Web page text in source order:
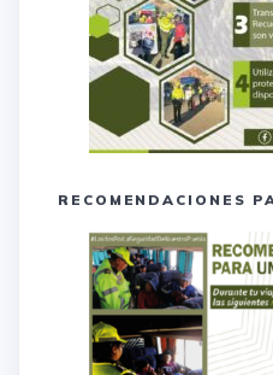
RECOMENDACIONES